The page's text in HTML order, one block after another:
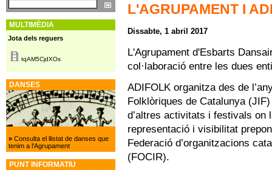
L'AGRUPAMENT I
Dissabte, 1 abril 2017
L'Agrupament d'Esbarts
col·laboració entre les dues
ADIFOLK organitza des de
Folklòriques de Catalunya
d’altres activitats i festivals on
representació i visibilitat
Federació d’organitzacions
(FOCIR).
MULTIMÈDIA
Jota dels reguers
tqAM5CjdXOs
DANSES
»Consulta el llistat de danses que
tenim a l'Agrupament
PUNT INFORMATIU